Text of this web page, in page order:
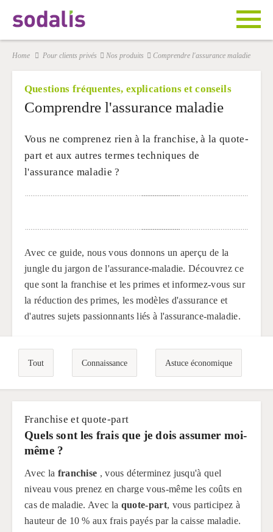
Home Pour clients privés Nos produits Comprendre l'assurance maladie
Questions fréquentes, explications et conseils
Comprendre l'assurance maladie
Vous ne comprenez rien à la franchise, à la quote-
part et aux autres termes techniques de
l'assurance maladie ?
Avec ce guide, nous vous donnons un aperçu de la
jungle du jargon de l'assurance-maladie. Découvrez ce
que sont la franchise et les primes et informez-vous sur
la réduction des primes, les modèles d'assurance et
d'autres sujets passionnants liés à l'assurance-maladie.
Tout Connaissance Astuce économique
Franchise et quote-part
Quels sont les frais que je dois assumer moi-
même ?
Avec la franchise , vous déterminez jusqu'à quel
niveau vous prenez en charge vous-même les coûts en
cas de maladie. Avec la quote-part, vous participez à
hauteur de 10 % aux frais payés par la caisse maladie.